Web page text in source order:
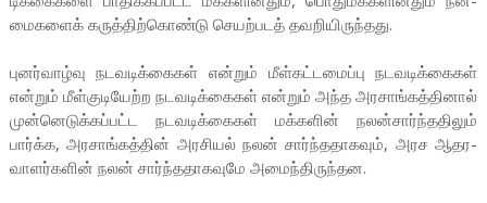
மை­களைக் கருத்­திற்­கொண்டு செயற்­படத் தவ­றி­யி­ருந்­தது.
புனர்­வாழ்வு நட­வ­டிக்­கைகள் என்றும் மீள்­கட்­ட­மைப்பு நட­வ­டிக்­கைகள்
என்றும் மீள்­கு­டி­யேற்ற நட­வ­டிக்­கைகள் என்றும் அந்த அர­சாங்­கத்­தினால்
முன்­னெ­டுக்­கப்­பட்ட நட­வ­டிக்­கைகள் மக்­களின் நலன்­சார்ந்­த­திலும்
பார்க்க, அர­சாங்­கத்தின் அர­சியல் நலன் சார்ந்­த­தா­கவும், அரச ஆத­ர­
வா­ளர்­களின் நலன் சார்ந்­த­தா­க­வுமே அமைந்­தி­ருந்­தன.